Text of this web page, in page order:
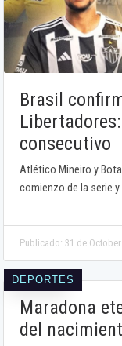
Brasil
consecutivo
Atlético Mineiro y
comienzo de la serie
Publicado: 31 de October
DEPORTES
Maradona
del